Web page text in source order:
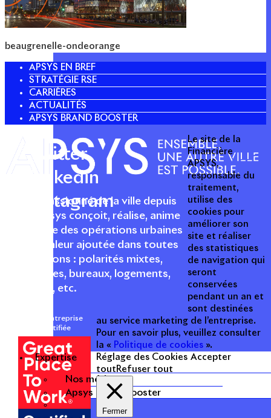
Expertise
Nos métiers
Apsys Brand Booster
beaugrenelle-ondeorange
APSYS EN BREF
STRATÉGIE RSE
CARRIÈRES
ACTUALITÉS
APSYS BRAND BOOSTER
Acteur passionné de la ville depuis
1996, Apsys conçoit, réalise, anime
et valorise des opérations urbaines
à forte valeur ajoutée dans toutes
les fonctions : polarités mixtes,
commerces, bureaux, logements,
hôtellerie, etc.
Une entreprise
certifiée
Twitter
Linkedin
Instagram
Le site de la
Financière
APSYS,
responsable du
traitement,
utilise des
cookies pour
améliorer son
site et réaliser
des statistiques
de navigation qui
seront
conservées
pendant un an et
sont destinées
au service marketing de l’entreprise.
Pour en savoir plus, veuillez consulter
la « Politique de cookies ».
Réglage des Cookies Accepter
tout Refuser tout
Fermer